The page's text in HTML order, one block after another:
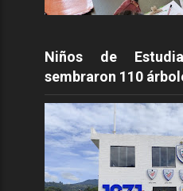
Niños de
sembraron 110